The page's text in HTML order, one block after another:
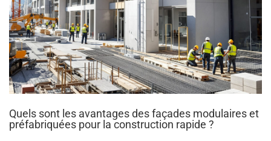
Quels sont les avantages des façades modulaires et
préfabriquées pour la construction rapide ?